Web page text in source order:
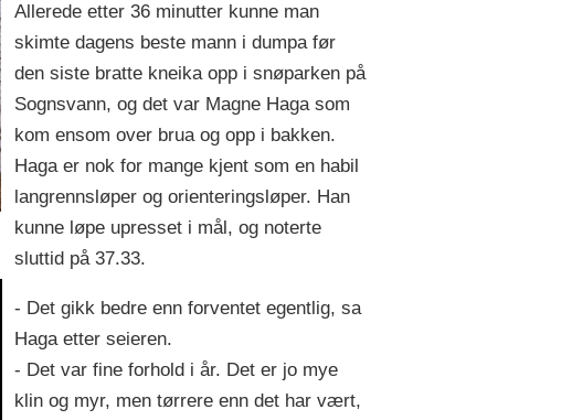
Allerede etter 36 minutter kunne man
skimte dagens beste mann i dumpa før
den siste bratte kneika opp i snøparken på
Sognsvann, og det var Magne Haga som
kom ensom over brua og opp i bakken.
Haga er nok for mange kjent som en habil
langrennsløper og orienteringsløper. Han
kunne løpe upresset i mål, og noterte
sluttid på 37.33.
- Det gikk bedre enn forventet egentlig, sa
Haga etter seieren.
- Det var fine forhold i år. Det er jo mye
klin og myr, men tørrere enn det har vært,